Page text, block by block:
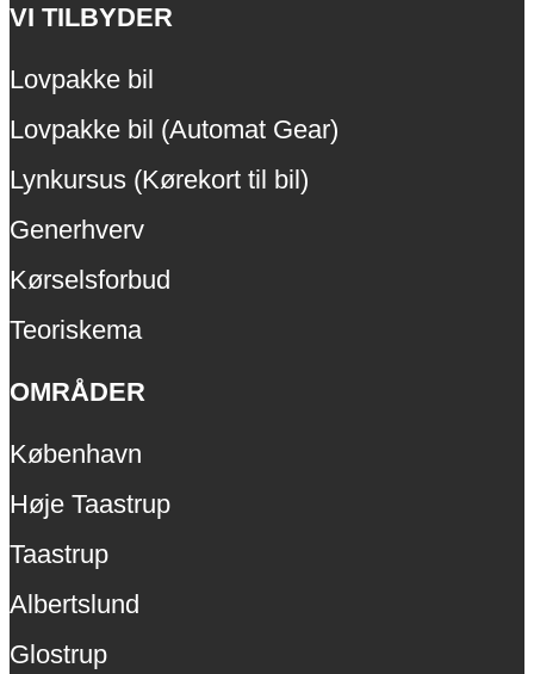
VI TILBYDER
Lovpakke bil
Lovpakke bil (Automat Gear)
Lynkursus (Kørekort til bil)
Generhverv
Kørselsforbud
Teoriskema
OMRÅDER
København
Høje Taastrup
Taastrup
Albertslund
Glostrup